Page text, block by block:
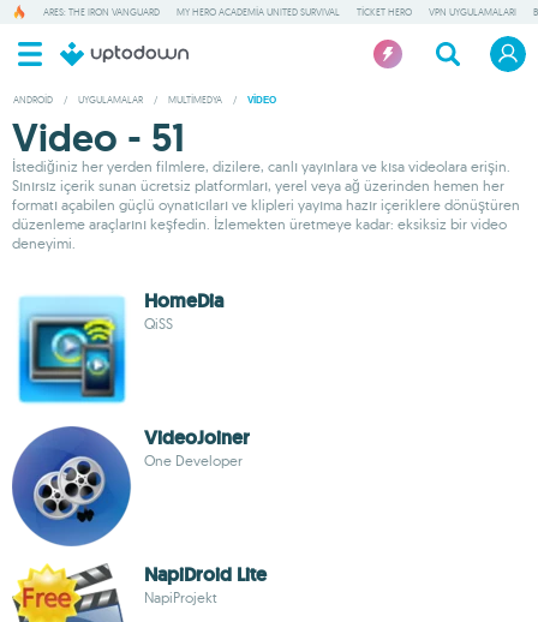
ARES: THE IRON VANGUARD MY HERO ACADEMIA UNITED SURVIVAL TICKET HERO VPN UYGULAMALARI
ANDROID / UYGULAMALAR / MULTIMEDYA / VIDEO
Video - 51
İstediğiniz her yerden filmlere, dizilere, canlı yayınlara ve kısa videolara erişin.
Sınırsız içerik sunan ücretsiz platformları, yerel veya ağ üzerinden hemen her
formatı açabilen güçlü oynatıcıları ve klipleri yayıma hazır içeriklere dönüştüren
düzenleme araçlarını keşfedin. İzlemekten üretmeye kadar: eksiksiz bir video
deneyimi.
HomeDia
QiSS
VideoJoiner
One Developer
NapiDroid Lite
NapiProjekt